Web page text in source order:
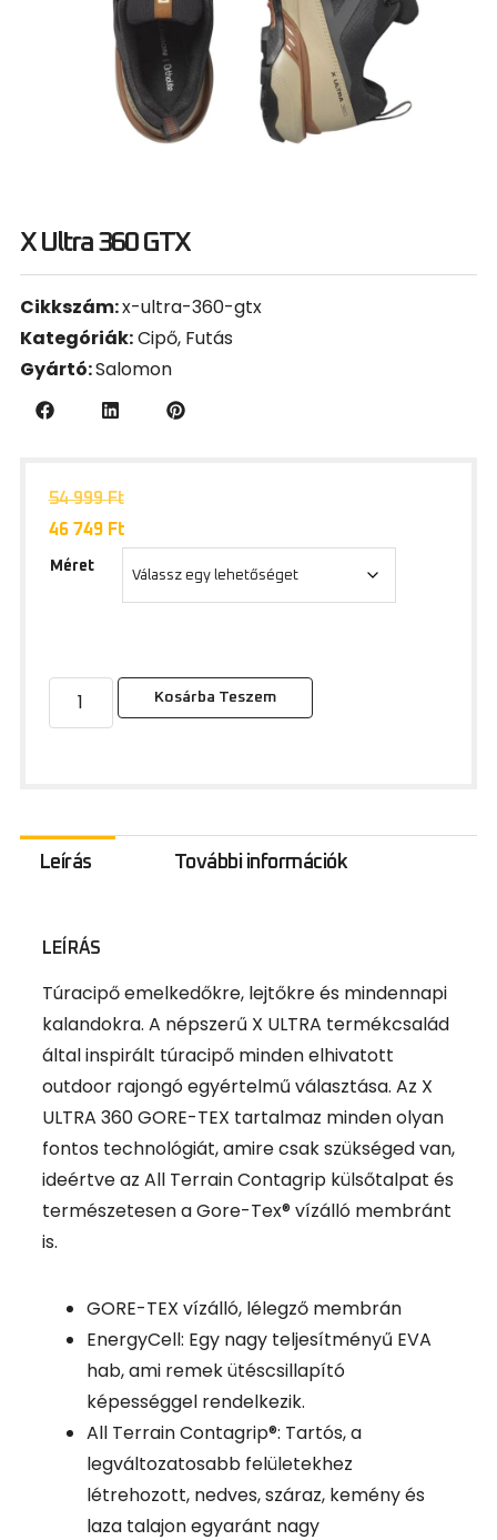
X Ultra 360 GTX
Cikkszám:x-ultra-360-gtx
Kategóriák:Cipő, Futás
Gyártó:Salomon
54 999Ft
46 749 Ft
Méret
Kosárba Teszem
Leírás További információk
LEÍRÁS
Túracipő emelkedőkre, lejtőkre és mindennapi
kalandokra. A népszerű X ULTRA termékcsalád
által inspirált túracipő minden elhivatott
outdoor rajongó egyértelmű választása. Az X
ULTRA 360 GORE-TEX tartalmaz minden olyan
fontos technológiát, amire csak szükséged van,
ideértve az All Terrain Contagrip külsőtalpat és
természetesen a Gore-Tex® vízálló membránt
is.
GORE-TEX vízálló, lélegző membrán
EnergyCell: Egy nagy teljesítményű EVA
hab, ami remek ütéscsillapító
képességgel rendelkezik.
All Terrain Contagrip®: Tartós, a
legváltozatosabb felületekhez
létrehozott, nedves, száraz, kemény és
laza talajon egyaránt nagy